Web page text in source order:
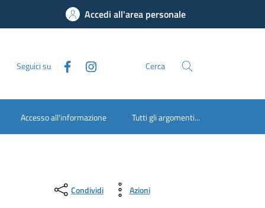
Accedi all'area personale
Seguici su Cerca
Accesso all'informazione Tutti gli argomenti...
Condividi Azioni